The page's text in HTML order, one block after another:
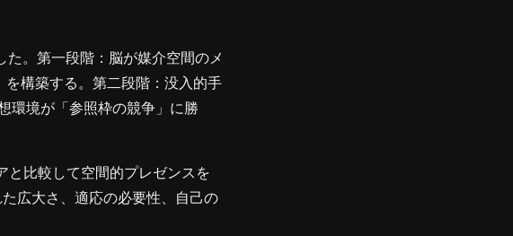
。第一段階：脳が媒介空間のメ
構築する。第二段階：没入的手
環境が「参照枠の競争」に勝
と比較して空間的プレゼンスを
広大さ、適応の必要性、自己の